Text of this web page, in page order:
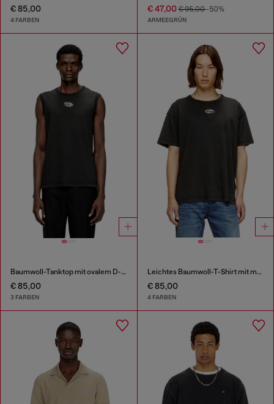
€ 85,00
4 FARBEN
€ 47,00€ 95,00-50%
ARMEEGRÜN
Baumwoll-Tanktop mit ovalem D-Logo in Metallic-Optik
€ 85,00
3 FARBEN
Leichtes Baumwoll-T-Shirt mit metallischem ovalem D-Logo
€ 85,00
4 FARBEN